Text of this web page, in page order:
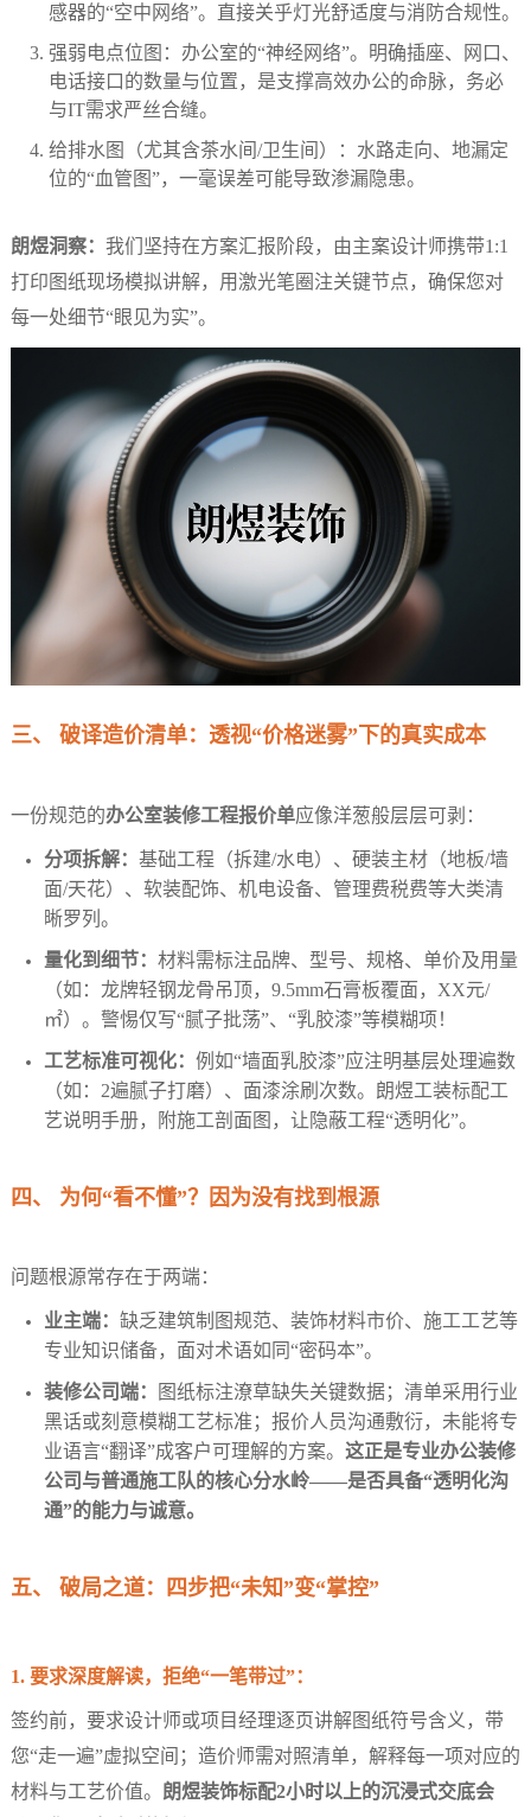
感器的“空中网络”。直接关乎灯光舒适度与消防合规性。
强弱电点位图：办公室的“神经网络”。明确插座、网口、
电话接口的数量与位置，是支撑高效办公的命脉，务必
与IT需求严丝合缝。
给排水图（尤其含茶水间/卫生间）：水路走向、地漏定
位的“血管图”，一毫误差可能导致渗漏隐患。
朗煜洞察： 我们坚持在方案汇报阶段，由主案设计师携带1:1
打印图纸现场模拟讲解，用激光笔圈注关键节点，确保您对
每一处细节“眼见为实”。
三、 破译造价清单：透视“价格迷雾”下的真实成本
一份规范的办公室装修工程报价单应像洋葱般层层可剥：
分项拆解： 基础工程（拆建/水电）、硬装主材（地板/墙
面/天花）、软装配饰、机电设备、管理费税费等大类清
晰罗列。
量化到细节： 材料需标注品牌、型号、规格、单价及用量
（如：龙牌轻钢龙骨吊顶，9.5mm石膏板覆面，XX元/
㎡）。警惕仅写“腻子批荡”、“乳胶漆”等模糊项！
工艺标准可视化： 例如“墙面乳胶漆”应注明基层处理遍数
（如：2遍腻子打磨）、面漆涂刷次数。朗煜工装标配工
艺说明手册，附施工剖面图，让隐蔽工程“透明化”。
四、 为何“看不懂”？因为没有找到根源
问题根源常存在于两端：
业主端： 缺乏建筑制图规范、装饰材料市价、施工工艺等
专业知识储备，面对术语如同“密码本”。
装修公司端：
图纸标注潦草缺失关键数据；清单采用行业
黑话或刻意模糊工艺标准；报价人员沟通敷衍，未能将专
业语言“翻译”成客户可理解的方案。 这正是专业办公装修
公司与普通施工队的核心分水岭——是否具备“透明化沟
通”的能力与诚意。
五、 破局之道：四步把“未知”变“掌控”
1. 要求深度解读，拒绝“一笔带过”：
签约前，要求设计师或项目经理逐页讲解图纸符号含义，带
您“走一遍”虚拟空间；造价师需对照清单，解释每一项对应的
材料与工艺价值。
朗煜装饰标配2小时以上的沉浸式交底会